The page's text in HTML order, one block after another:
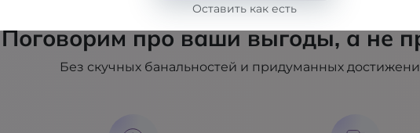
Поговорим про ваши выгоды, а не
Без скучных банальностей и придуманных
Оставить как есть